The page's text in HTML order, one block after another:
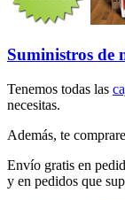
Suministros de
Tenemos todas las
necesitas.
Además, te
Envío gratis en
y en pedidos que